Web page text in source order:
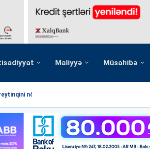
Maliyyə Müsahibə
növbəti dəfə...